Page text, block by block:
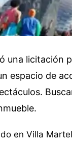
una licitación
espacio de
en Villa